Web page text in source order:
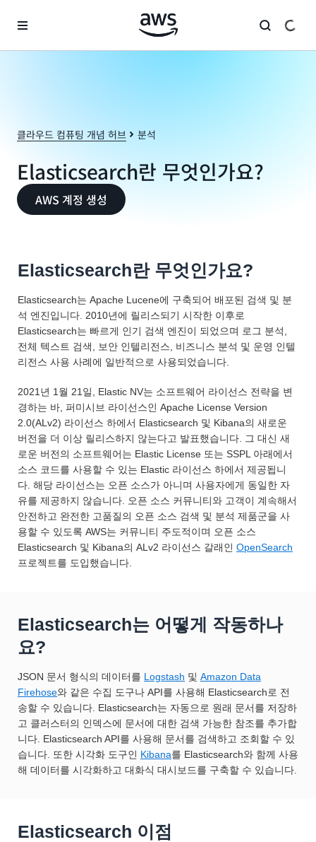
클라우드 컴퓨팅 개념 허브 분석
Elasticsearch란 무엇인가요?
AWS 계정 생성
Elasticsearch란 무엇인가요?
Elasticsearch는 Apache Lucene에 구축되어 배포된 검색 및 분
석 엔진입니다. 2010년에 릴리스되기 시작한 이후로
Elasticsearch는 빠르게 인기 검색 엔진이 되었으며 로그 분석,
전체 텍스트 검색, 보안 인텔리전스, 비즈니스 분석 및 운영 인텔
리전스 사용 사례에 일반적으로 사용되었습니다.
2021년 1월 21일, Elastic NV는 소프트웨어 라이선스 전략을 변
경하는 바, 퍼미시브 라이선스인 Apache License Version
2.0(ALv2) 라이선스 하에서 Elasticsearch 및 Kibana의 새로운
버전을 더 이상 릴리스하지 않는다고 발표했습니다. 그 대신 새
로운 버전의 소프트웨어는 Elastic License 또는 SSPL 아래에서
소스 코드를 사용할 수 있는 Elastic 라이선스 하에서 제공됩니
다. 해당 라이선스는 오픈 소스가 아니며 사용자에게 동일한 자
유를 제공하지 않습니다. 오픈 소스 커뮤니티와 고객이 계속해서
안전하고 완전한 고품질의 오픈 소스 검색 및 분석 제품군을 사
용할 수 있도록 AWS는 커뮤니티 주도적이며 오픈 소스
Elasticsearch 및 Kibana의 ALv2 라이선스 갈래인 OpenSearch
프로젝트를 도입했습니다.
Elasticsearch는 어떻게 작동하나
요?
JSON 문서 형식의 데이터를 Logstash 및 Amazon Data
Firehose와 같은 수집 도구나 API를 사용해 Elasticsearch로 전
송할 수 있습니다. Elasticsearch는 자동으로 원래 문서를 저장하
고 클러스터의 인덱스에 문서에 대한 검색 가능한 참조를 추가합
니다. Elasticsearch API를 사용해 문서를 검색하고 조회할 수 있
습니다. 또한 시각화 도구인 Kibana를 Elasticsearch와 함께 사용
해 데이터를 시각화하고 대화식 대시보드를 구축할 수 있습니다.
Elasticsearch 이점